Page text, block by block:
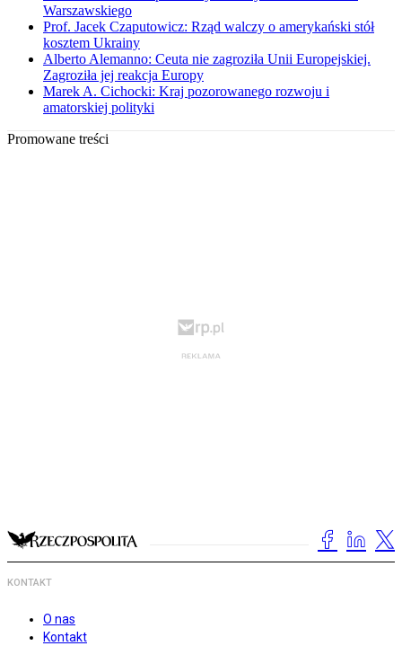
Warszawskiego
Prof. Jacek Czaputowicz: Rząd walczy o amerykański stół
kosztem Ukrainy
Alberto Alemanno: Ceuta nie zagroziła Unii Europejskiej.
Zagroziła jej reakcja Europy
Marek A. Cichocki: Kraj pozorowanego rozwoju i
amatorskiej polityki
Promowane treści
KONTAKT
O nas
Kontakt